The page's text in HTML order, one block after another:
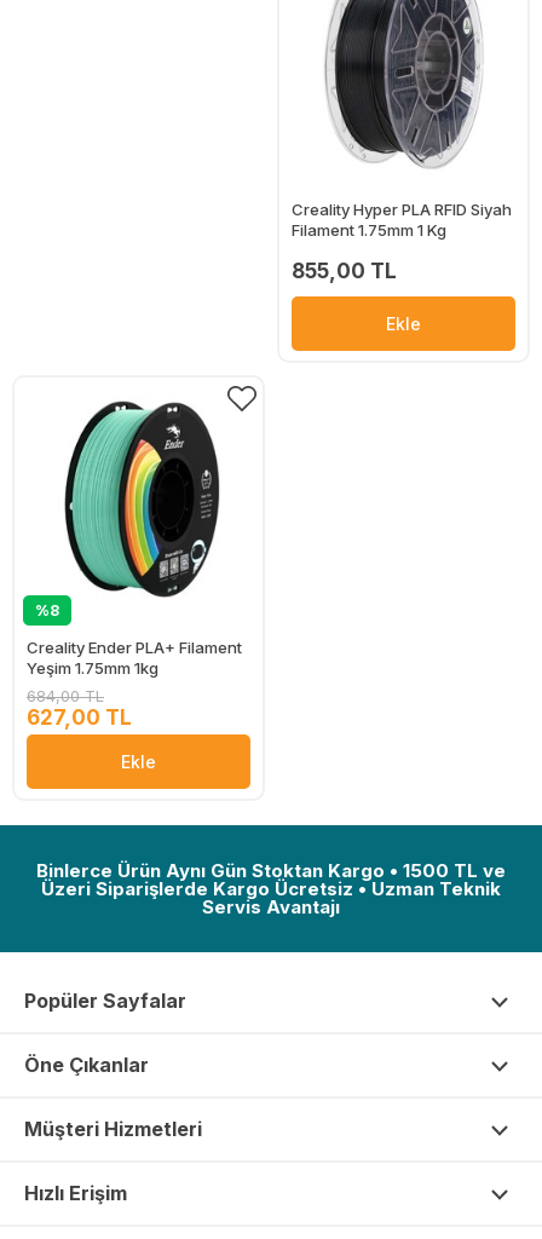
Creality Hyper PLA RFID Siyah
Filament 1.75mm 1 Kg
855,00 TL
Ekle
%8
Creality Ender PLA+ Filament
Yeşim 1.75mm 1kg
684,00 TL
627,00 TL
Ekle
Binlerce Ürün Aynı Gün Stoktan Kargo • 1500 TL ve
Üzeri Siparişlerde Kargo Ücretsiz • Uzman Teknik
Servis Avantajı
Popüler Sayfalar
Öne Çıkanlar
Müşteri Hizmetleri
Hızlı Erişim